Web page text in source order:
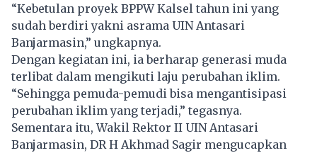
“Kebetulan proyek BPPW Kalsel tahun ini yang
sudah berdiri yakni asrama UIN Antasari
Banjarmasin,” ungkapnya.
Dengan kegiatan ini, ia berharap generasi muda
terlibat dalam mengikuti laju perubahan iklim.
“Sehingga pemuda-pemudi bisa mengantisipasi
perubahan iklim yang terjadi,” tegasnya.
Sementara itu, Wakil Rektor II UIN Antasari
Banjarmasin, DR H Akhmad Sagir mengucapkan